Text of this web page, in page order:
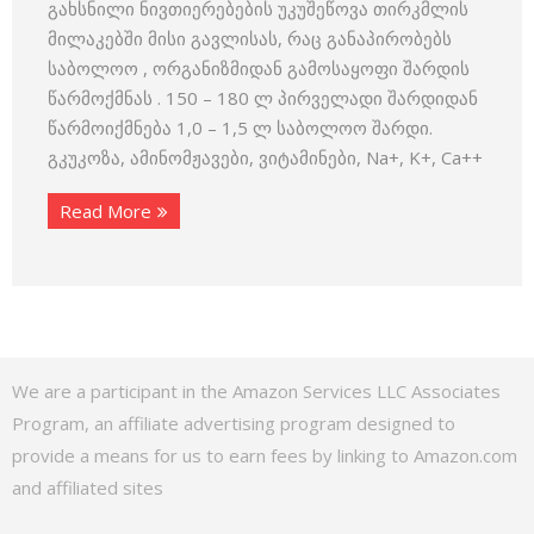
გახსნილი ნივთიერებების უკუშეწოვა თირკმლის
მილაკებში მისი გავლისას, რაც განაპირობებს
საბოლოო , ორგანიზმიდან გამოსაყოფი შარდის
წარმოქმნას . 150 – 180 ლ პირველადი შარდიდან
წარმოიქმნება 1,0 – 1,5 ლ საბოლოო შარდი.
გკუკოზა, ამინომჟავები, ვიტამინები, Na+, K+, Ca++
Read More
We are a participant in the Amazon Services LLC Associates
Program, an affiliate advertising program designed to
provide a means for us to earn fees by linking to Amazon.com
and affiliated sites